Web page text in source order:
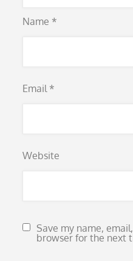
Name *
Email *
Website
Save my name,
browser for the next